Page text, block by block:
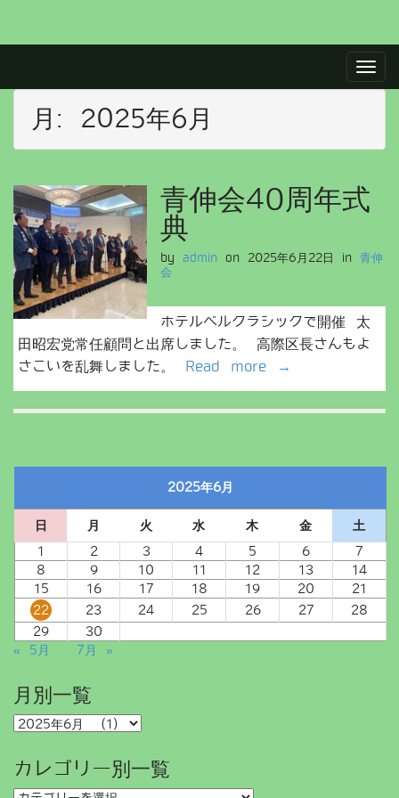
i
i
月: 2025年6月
青伸会40周年式
典
by admin on 2025年6月22日 in 青伸
会
ホテルベルクラシックで開催 太
田昭宏党常任顧問と出席しました。 高際区長さんもよ
さこいを乱舞しました。
Read more →
2025年6月
日 月 火 水 木 金
土
1
2 3 4 5 6
7
8
9 10 11 12 13
14
15
16 17 18 19 20
21
22
23 24 25 26 27
28
29
30
« 5月
7月 »
月別一覧
月
一
覧
カレゴリー別一覧